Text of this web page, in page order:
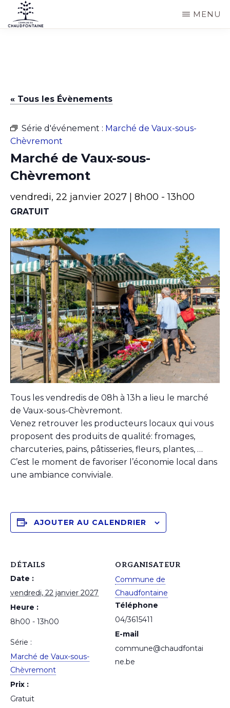
Passer
au
commune
Chaudfontaine
MENU
« Tous les Évènements
Série d'événement : Marché de Vaux-sous-
Chèvremont
Marché de Vaux-sous-
Chèvremont
vendredi, 22 janvier 2027 | 8h00 -13h00
GRATUIT
Tous les vendredis de 08h à 13h a lieu le marché
de Vaux-sous-Chèvremont.
Venez retrouver les producteurs locaux qui vous
proposent des produits de qualité: fromages,
charcuteries, pains, pâtisseries, fleurs, plantes, …
C’est le moment de favoriser l’économie local dans
une ambiance conviviale.
AJOUTER AU CALENDRIER
DÉTAILS
Date :
vendredi, 22 janvier 2027
Heure :
8h00 - 13h00
Série :
Marché de Vaux-sous-
Chèvremont
Prix :
Gratuit
ORGANISATEUR
Commune de
Chaudfontaine
Téléphone
04/3615411
E-mail
commune@chaudfontai
ne.be